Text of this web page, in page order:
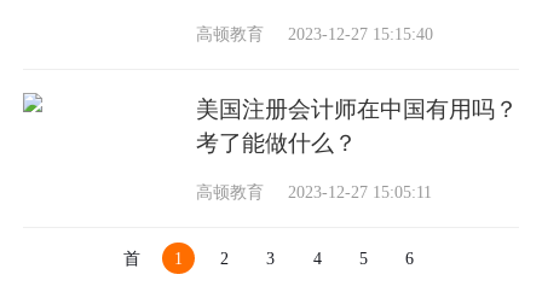
高顿教育 2023-12-27 15:15:40
美国注册会计师在中国有用吗？
考了能做什么？
高顿教育 2023-12-27 15:05:11
首
1 2 3 4 5 6